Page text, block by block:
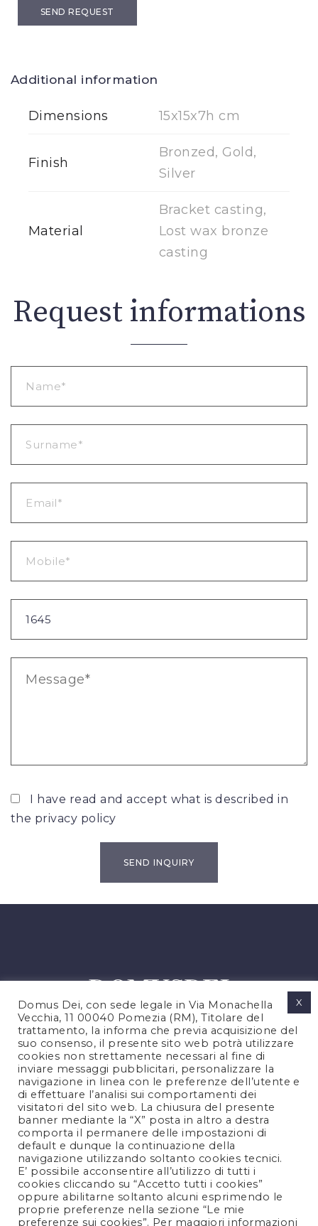
SEND REQUEST
Additional information
Dimensions 15x15x7h cm
Finish
Bronzed, Gold,
Silver
Material
Bracket casting,
Lost wax bronze
casting
Request informations
I have read and accept what is described in
the privacy policy
PRIVACY POLICY
COOKIES POLICY
LEGAL NOTES
CONTACTS
FOLLOW US
Domus Dei, con sede legale in Via Monachella
Vecchia, 11 00040 Pomezia (RM), Titolare del
trattamento, la informa che previa acquisizione del
suo consenso, il presente sito web potrà utilizzare
cookies non strettamente necessari al fine di
inviare messaggi pubblicitari, personalizzare la
navigazione in linea con le preferenze dell’utente e
di effettuare l’analisi sui comportamenti dei
visitatori del sito web. La chiusura del presente
banner mediante la “X” posta in altro a destra
comporta il permanere delle impostazioni di
default e dunque la continuazione della
navigazione utilizzando soltanto cookies tecnici.
E’ possibile acconsentire all’utilizzo di tutti i
cookies cliccando su “Accetto tutti i cookies”
oppure abilitarne soltanto alcuni esprimendo le
proprie preferenze nella sezione “Le mie
preferenze sui cookies”. Per maggiori informazioni
X